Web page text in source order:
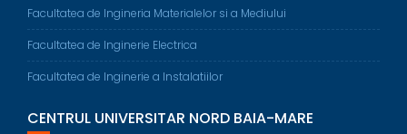
Facultatea de Ingineria Materialelor si a Mediului
Facultatea de Inginerie Electrica
Facultatea de Inginerie a Instalatiilor
CENTRUL UNIVERSITAR NORD BAIA-MARE